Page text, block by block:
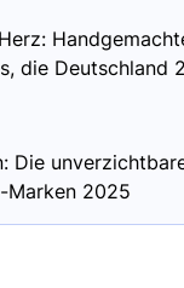
die Deutschland
Die
Marken 2025